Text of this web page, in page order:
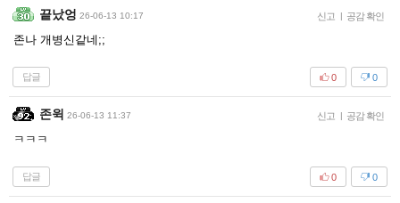
끝났엉 26-06-13 10:17 신고 | 공감 확인
존나 개병신같네;;
답글 0
0
존윅 26-06-13 11:37 신고 | 공감 확인
ㅋㅋㅋ
답글 0
0